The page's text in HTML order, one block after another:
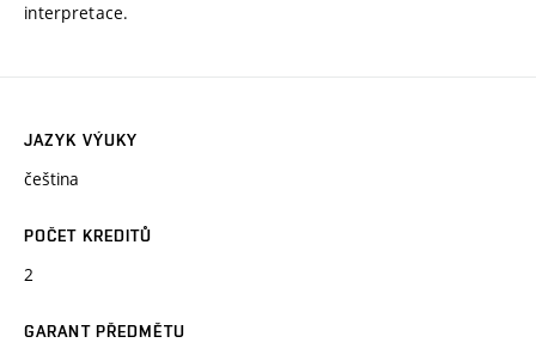
interpretace.
JAZYK VÝUKY
čeština
POČET KREDITŮ
2
GARANT PŘEDMĚTU